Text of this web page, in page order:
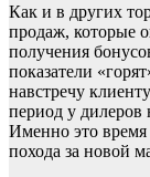
Как и в других
продаж, которые
получения
показатели
навстречу
период у дилеров
Именно это
похода за новой